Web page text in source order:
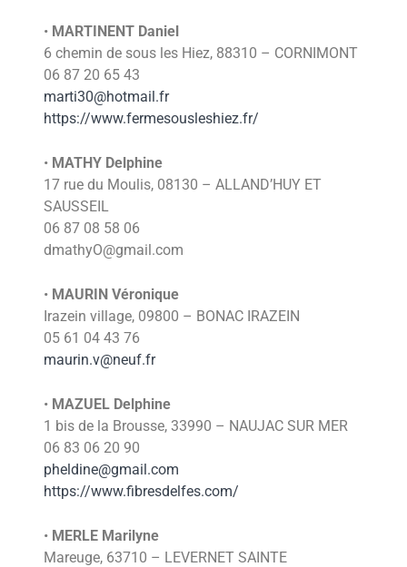
• MARTINENT Daniel
6 chemin de sous les Hiez, 88310 – CORNIMONT
06 87 20 65 43
marti30@hotmail.fr
https://www.fermesousleshiez.fr/
• MATHY Delphine
17 rue du Moulis, 08130 – ALLAND’HUY ET
SAUSSEIL
06 87 08 58 06
dmathyO@gmail.com
• MAURIN Véronique
Irazein village, 09800 – BONAC IRAZEIN
05 61 04 43 76
maurin.v@neuf.fr
• MAZUEL Delphine
1 bis de la Brousse, 33990 – NAUJAC SUR MER
06 83 06 20 90
pheldine@gmail.com
https://www.fibresdelfes.com/
• MERLE Marilyne
Mareuge, 63710 – LEVERNET SAINTE